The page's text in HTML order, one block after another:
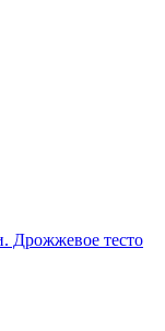
Дрожжевое тесто